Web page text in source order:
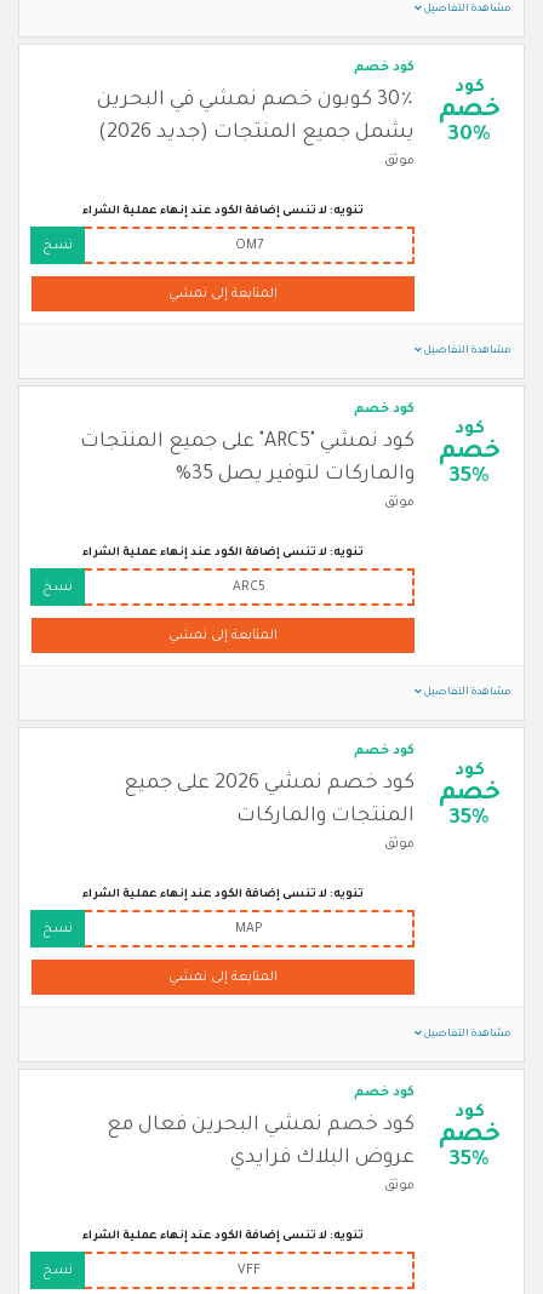
مشاهدة التفاصيل
كود
خصم
30%
كود خصم
30٪ كوبون خصم نمشي في البحرين
يشمل جميع المنتجات (جديد 2026)
موثق
تنويه: لا تنسى إضافة الكود عند إنهاء عملية الشراء
OM7 نسخ
المتابعة إلى نمشي
مشاهدة التفاصيل
كود
خصم
35%
كود خصم
كود نمشي "ARC5" على جميع المنتجات
والماركات لتوفير يصل 35%
موثق
تنويه: لا تنسى إضافة الكود عند إنهاء عملية الشراء
ARC5 نسخ
المتابعة إلى نمشي
مشاهدة التفاصيل
كود
خصم
35%
كود خصم
كود خصم نمشي 2026 على جميع
المنتجات والماركات
موثق
تنويه: لا تنسى إضافة الكود عند إنهاء عملية الشراء
MAP نسخ
المتابعة إلى نمشي
مشاهدة التفاصيل
كود
خصم
35%
كود خصم
كود خصم نمشي البحرين فعال مع
عروض البلاك فرايدي
موثق
تنويه: لا تنسى إضافة الكود عند إنهاء عملية الشراء
VFF نسخ